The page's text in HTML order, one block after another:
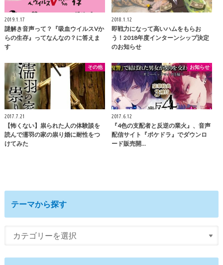
2019.1.17
謎解き音声って？『吸血ウイルスVか
らの生存』ってなんなの？に答えま
す
2018.1.12
即戦力になって高いハムをもらお
う！2018年度インターンシップ決定
のお知らせ
その他
2017.7.21
【怖くない】祟られた人の体験談を
読んで濡羽の家の祟り婚に耐性をつ
けてみた
お知らせ
2017.6.12
『4色の支配者と反逆の業火』、音声
配信サイト『ポケドラ』でダウンロ
ード販売開…
テーマから探す